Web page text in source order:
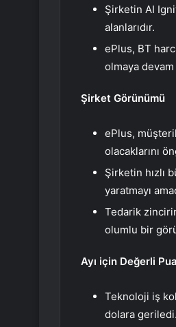
Şirketin AI
alanlarıdır.
ePlus, BT
olmaya
Şirket Görünümü
ePlus,
olacaklarını
Şirketin hızlı
yaratmayı
Tedarik
olumlu bir
Ayı için Değerli
Teknoloji iş
dolara geriledi.